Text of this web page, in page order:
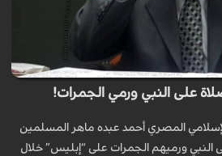
على النبي ورمي الجمرات!
المصري أحمد عبده ماهر المسلمين
النبي ورميهم الجمرات على “إبليس” خلال